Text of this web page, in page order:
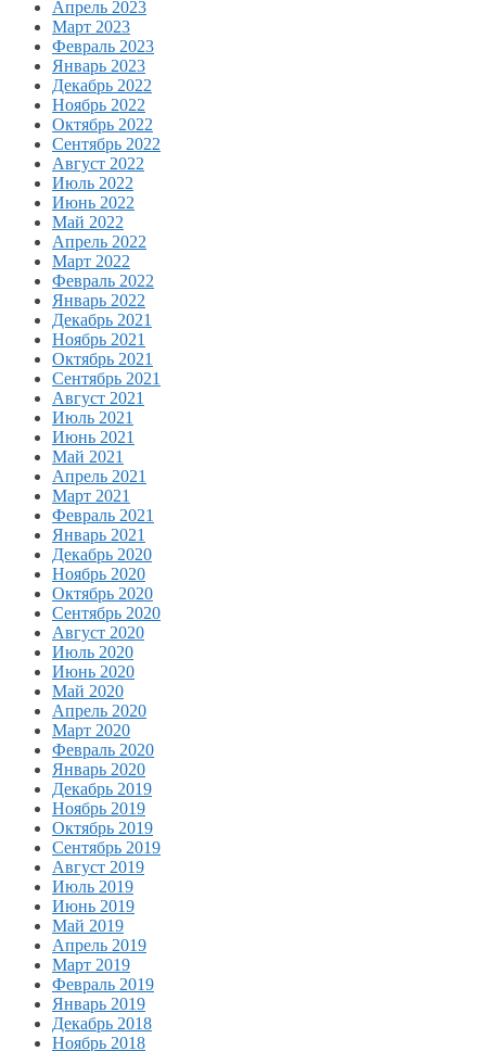
Апрель 2023
Март 2023
Февраль 2023
Январь 2023
Декабрь 2022
Ноябрь 2022
Октябрь 2022
Сентябрь 2022
Август 2022
Июль 2022
Июнь 2022
Май 2022
Апрель 2022
Март 2022
Февраль 2022
Январь 2022
Декабрь 2021
Ноябрь 2021
Октябрь 2021
Сентябрь 2021
Август 2021
Июль 2021
Июнь 2021
Май 2021
Апрель 2021
Март 2021
Февраль 2021
Январь 2021
Декабрь 2020
Ноябрь 2020
Октябрь 2020
Сентябрь 2020
Август 2020
Июль 2020
Июнь 2020
Май 2020
Апрель 2020
Март 2020
Февраль 2020
Январь 2020
Декабрь 2019
Ноябрь 2019
Октябрь 2019
Сентябрь 2019
Август 2019
Июль 2019
Июнь 2019
Май 2019
Апрель 2019
Март 2019
Февраль 2019
Январь 2019
Декабрь 2018
Ноябрь 2018